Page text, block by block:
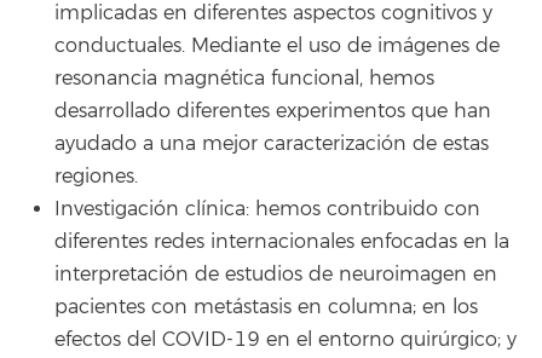
implicadas en diferentes aspectos cognitivos y
conductuales. Mediante el uso de imágenes de
resonancia magnética funcional, hemos
desarrollado diferentes experimentos que han
ayudado a una mejor caracterización de estas
regiones.
Investigación clínica: hemos contribuido con
diferentes redes internacionales enfocadas en la
interpretación de estudios de neuroimagen en
pacientes con metástasis en columna; en los
efectos del COVID-19 en el entorno quirúrgico; y